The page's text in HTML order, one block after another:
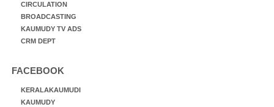
CIRCULATION
BROADCASTING
KAUMUDY TV ADS
CRM DEPT
FACEBOOK
KERALAKAUMUDI
KAUMUDY